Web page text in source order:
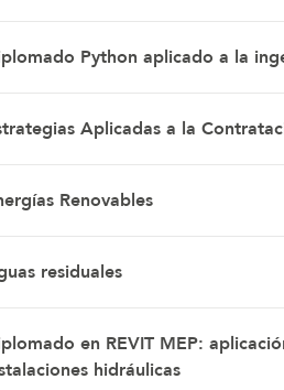
Python aplicado a la
Aplicadas a la
Renovables
residuales
en REVIT MEP:
hidráulicas